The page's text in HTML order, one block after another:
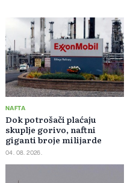
NAFTA
Dok potrošači plaćaju
skuplje gorivo, naftni
giganti broje milijarde
04. 08. 2026.